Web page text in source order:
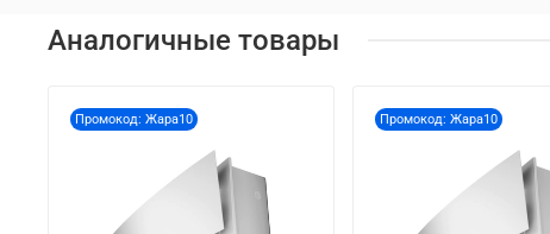
Аналогичные товары
Промокод: Жара10 Промокод: Жара10